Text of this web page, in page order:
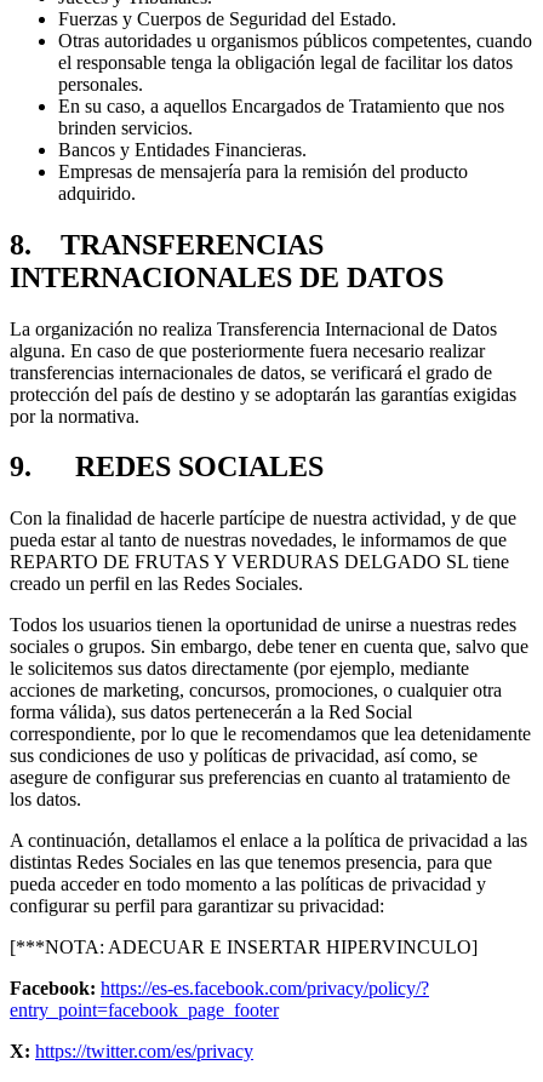
Fuerzas y Cuerpos de Seguridad del Estado.
Otras autoridades u organismos públicos competentes, cuando
el responsable tenga la obligación legal de facilitar los datos
personales.
En su caso, a aquellos Encargados de Tratamiento que nos
brinden servicios.
Bancos y Entidades Financieras.
Empresas de mensajería para la remisión del producto
adquirido.
8. TRANSFERENCIAS
INTERNACIONALES DE DATOS
La organización no realiza Transferencia Internacional de Datos
alguna. En caso de que posteriormente fuera necesario realizar
transferencias internacionales de datos, se verificará el grado de
protección del país de destino y se adoptarán las garantías exigidas
por la normativa.
9. REDES SOCIALES
Con la finalidad de hacerle partícipe de nuestra actividad, y de que
pueda estar al tanto de nuestras novedades, le informamos de que
REPARTO DE FRUTAS Y VERDURAS DELGADO SL tiene
creado un perfil en las Redes Sociales.
Todos los usuarios tienen la oportunidad de unirse a nuestras redes
sociales o grupos. Sin embargo, debe tener en cuenta que, salvo que
le solicitemos sus datos directamente (por ejemplo, mediante
acciones de marketing, concursos, promociones, o cualquier otra
forma válida), sus datos pertenecerán a la Red Social
correspondiente, por lo que le recomendamos que lea detenidamente
sus condiciones de uso y políticas de privacidad, así como, se
asegure de configurar sus preferencias en cuanto al tratamiento de
los datos.
A continuación, detallamos el enlace a la política de privacidad a las
distintas Redes Sociales en las que tenemos presencia, para que
pueda acceder en todo momento a las políticas de privacidad y
configurar su perfil para garantizar su privacidad:
[***NOTA: ADECUAR E INSERTAR HIPERVINCULO]
Facebook: https://es-es.facebook.com/privacy/policy/?
entry_point=facebook_page_footer
X: https://twitter.com/es/privacy